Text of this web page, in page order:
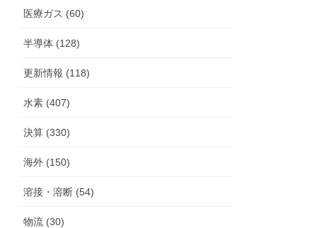
医療ガス (60)
半導体 (128)
更新情報 (118)
水素 (407)
決算 (330)
海外 (150)
溶接・溶断 (54)
物流 (30)